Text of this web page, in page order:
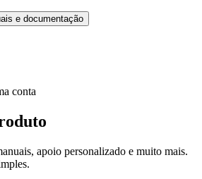
e documentação
conta
apoio personalizado e muito mais.